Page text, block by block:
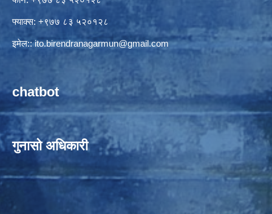
फ्याक्स: +९७७ ८३ ५२०१२८
इमेल::ito.birendranagarmun@gmail.com
chatbot
गुनासो अधिकारी